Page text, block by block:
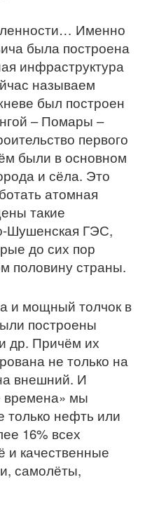
Именно
была построена
инфраструктура
называем
был построен
– Помары –
первого
были в основном
и сёла. Это
атомная
такие
Шушенская ГЭС,
до сих пор
половину страны.
и мощный толчок в
построены
др. Причём их
не только на
внешний. И
времена» мы
только нефть или
16% всех
и качественные
самолёты,